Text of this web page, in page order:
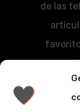
de las
que